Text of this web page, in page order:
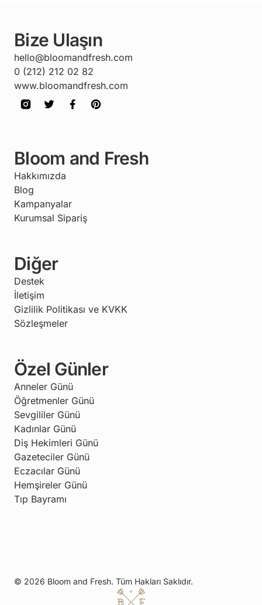
Bize Ulaşın
hello@bloomandfresh.com
0 (212) 212 02 82
www.bloomandfresh.com
Bloom and Fresh
Hakkımızda
Blog
Kampanyalar
Kurumsal Sipariş
Diğer
Destek
İletişim
Gizlilik Politikası ve KVKK
Sözleşmeler
Özel Günler
Anneler Günü
Öğretmenler Günü
Sevgililer Günü
Kadınlar Günü
Diş Hekimleri Günü
Gazeteciler Günü
Eczacılar Günü
Hemşireler Günü
Tıp Bayramı
© 2026 Bloom and Fresh. Tüm Hakları Saklıdır.